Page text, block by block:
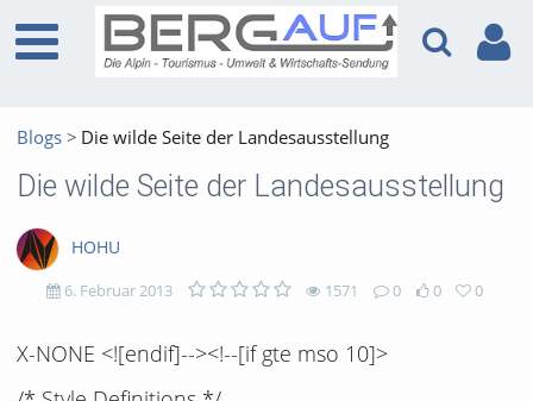
Blogs Die wilde Seite der Landesausstellung
Die wilde Seite der Landesausstellung
HOHU
6. Februar 2013 1571
1571
0 0 0
X-NONE <![endif]--><!--[if gte mso 10]>